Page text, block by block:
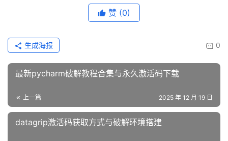
赞 (0)
0
生成海报
最新pycharm破解教程合集与永久激活码下载
上一篇 2025 年 12 月 19 日
datagrip激活码获取方式与破解环境搭建